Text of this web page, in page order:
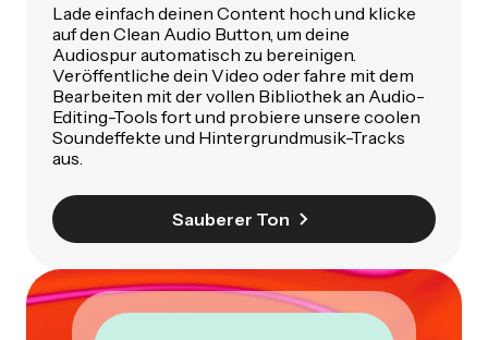
Lade einfach deinen Content hoch und klicke
auf den Clean Audio Button, um deine
Audiospur automatisch zu bereinigen.
Veröffentliche dein Video oder fahre mit dem
Bearbeiten mit der vollen Bibliothek an Audio-
Editing-Tools fort und probiere unsere coolen
Soundeffekte und Hintergrundmusik-Tracks
aus.
Sauberer Ton